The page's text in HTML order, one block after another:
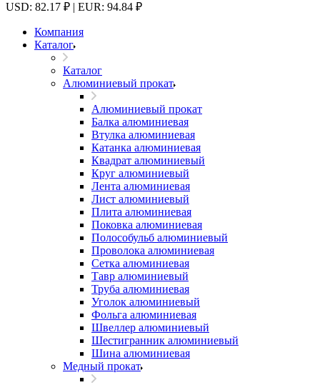
USD: 82.17 ₽ | EUR: 94.84 ₽
Компания
Каталог
Каталог
Алюминиевый прокат
Алюминиевый прокат
Балка алюминиевая
Втулка алюминиевая
Катанка алюминиевая
Квадрат алюминиевый
Круг алюминиевый
Лента алюминиевая
Лист алюминиевый
Плита алюминиевая
Поковка алюминиевая
Полособульб алюминиевый
Проволока алюминиевая
Сетка алюминиевая
Тавр алюминиевый
Труба алюминиевая
Уголок алюминиевый
Фольга алюминиевая
Швеллер алюминиевый
Шестигранник алюминиевый
Шина алюминиевая
Медный прокат